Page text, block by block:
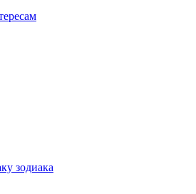
зодиака